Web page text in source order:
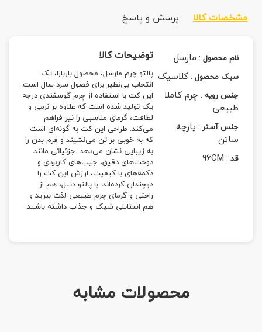
مشخصات کالا پرسش و پاسخ
نام محصول :مارسل
سبک محصول :کلاسیک
جنس رویه :چرم کاملا
طبیعی
جنس آستر :پارچه
ساتن
قد :
96CM
توضیحات کالا
پالتو چرم مارسل، محصول باربارا، یک
انتخاب بی‌نظیر برای فصول سرد سال است.
این کت با استفاده از چرم گوسفندی درجه
یک تولید شده است که علاوه بر نرمی و
لطافت، گرمای مناسبی را نیز فراهم
می‌کند. طراحی این کت به گونه‌ای است
که به خوبی بر تن می‌نشیند و فرم بدن را
به زیبایی نشان می‌دهد. جزئیاتی مانند
دوخت‌های دقیق، جیب‌های کاربردی و
دکمه‌های با کیفیت، ارزش این کت را
دوچندان کرده‌اند. با پالتو دنیل، هم از
راحتی و گرمای چرم طبیعی لذت ببرید و
هم استایلی شیک و جذاب داشته باشید.
محصولات مشابه